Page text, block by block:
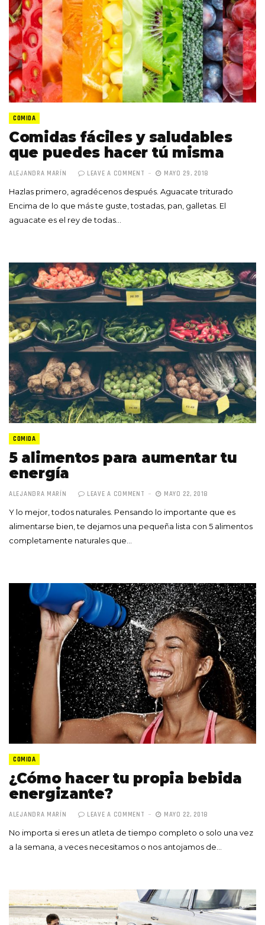
COMIDA
Comidas fáciles y saludables
que puedes hacer tú misma
ALEJANDRA MARÍN LEAVE A COMMENT MAYO 29, 2018
Hazlas primero, agradécenos después. Aguacate triturado
Encima de lo que más te guste, tostadas, pan, galletas. El
aguacate es el rey de todas…
COMIDA
5 alimentos para aumentar tu
energía
ALEJANDRA MARÍN LEAVE A COMMENT MAYO 22, 2018
Y lo mejor, todos naturales. Pensando lo importante que es
alimentarse bien, te dejamos una pequeña lista con 5 alimentos
completamente naturales que…
COMIDA
¿Cómo hacer tu propia bebida
energizante?
ALEJANDRA MARÍN LEAVE A COMMENT MAYO 22, 2018
No importa si eres un atleta de tiempo completo o solo una vez
a la semana, a veces necesitamos o nos antojamos de…